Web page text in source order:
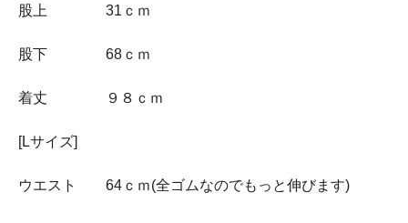
股上 31ｃｍ
股下 68ｃｍ
着丈 ９８ｃｍ
[Lサイズ]
ウエスト 64ｃｍ(全ゴムなのでもっと伸びます)